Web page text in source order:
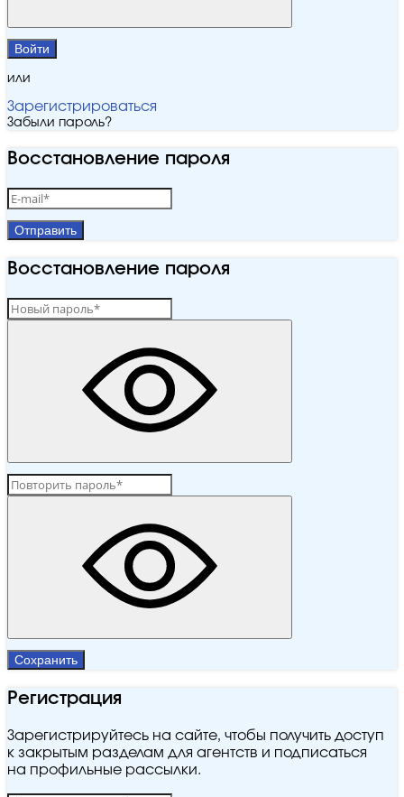
Войти
или
Зарегистрироваться
Забыли пароль?
Восстановление пароля
Отправить
Восстановление пароля
Сохранить
Регистрация
Зарегистрируйтесь на сайте, чтобы получить доступ
к закрытым разделам для агентств и подписаться
на профильные рассылки.